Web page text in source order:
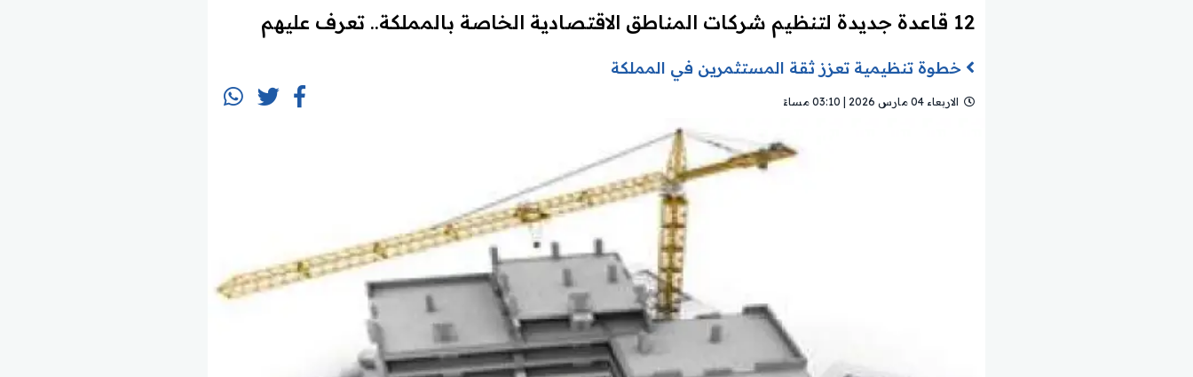
12 قاعدة جديدة لتنظيم شركات المناطق الاقتصادية الخاصة بالمملكة.. تعرف عليهم
خطوة تنظيمية تعزز ثقة المستثمرين في المملكة
الاربعاء 04 مارس 2026 | 03:10 مساءً